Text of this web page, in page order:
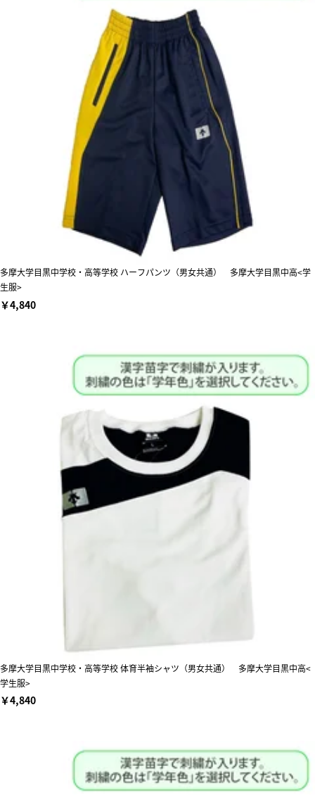
多摩大学目黒中学校・高等学校 ハーフパンツ（男女共通） 多摩大学目黒中高<学
生服>
￥4,840
多摩大学目黒中学校・高等学校 体育半袖シャツ（男女共通） 多摩大学目黒中高<
学生服>
￥4,840